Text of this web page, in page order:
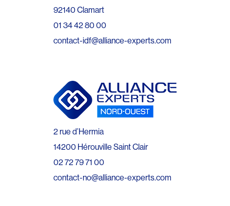
92140 Clamart
01 34 42 80 00
contact-idf@alliance-experts.com
2 rue d’Hermia
14200 Hérouville Saint Clair
02 72 79 71 00
contact-no@alliance-experts.com